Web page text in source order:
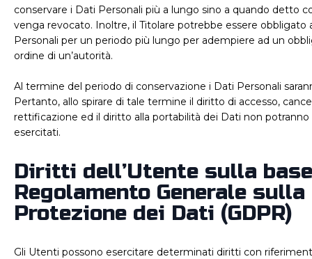
conservare i Dati Personali più a lungo sino a quando detto
venga revocato. Inoltre, il Titolare potrebbe essere obbligato
Personali per un periodo più lungo per adempiere ad un
ordine di un’autorità.
Al termine del periodo di conservazione i Dati Personali
Pertanto, allo spirare di tale termine il diritto di accesso,
rettificazione ed il diritto alla portabilità dei Dati non potranno
esercitati.
Diritti dell’Utente sulla
Regolamento Generale sulla
Protezione dei Dati (GDPR)
Gli Utenti possono esercitare determinati diritti con